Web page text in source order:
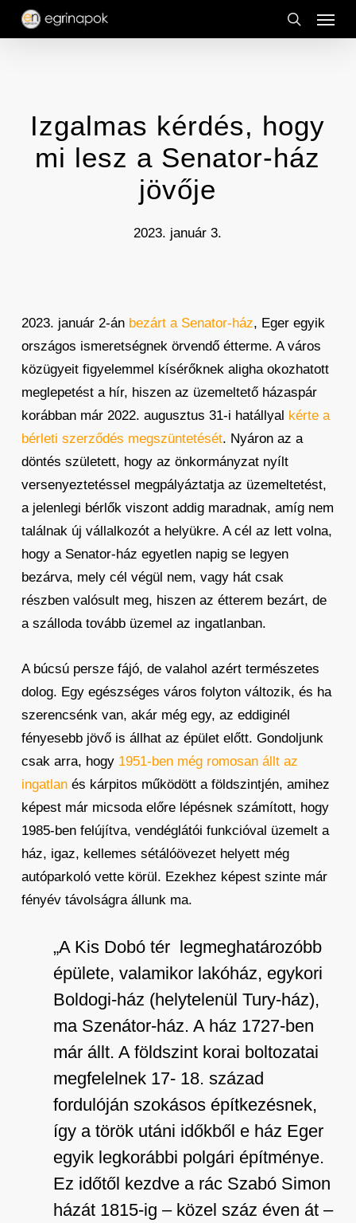
Skip
search
Menu
Izgalmas kérdés, hogy
mi lesz a Senator-ház
jövője
2023. január 3.
2023. január 2-án bezárt a Senator-ház, Eger egyik
országos ismeretségnek örvendő étterme. A város
közügyeit figyelemmel kísérőknek aligha okozhatott
meglepetést a hír, hiszen az üzemeltető házaspár
korábban már 2022. augusztus 31-i hatállyal kérte a
bérleti szerződés megszüntetését. Nyáron az a
döntés született, hogy az önkormányzat nyílt
versenyeztetéssel megpályáztatja az üzemeltetést,
a jelenlegi bérlők viszont addig maradnak, amíg nem
találnak új vállalkozót a helyükre. A cél az lett volna,
hogy a Senator-ház egyetlen napig se legyen
bezárva, mely cél végül nem, vagy hát csak
részben valósult meg, hiszen az étterem bezárt, de
a szálloda tovább üzemel az ingatlanban.
A búcsú persze fájó, de valahol azért természetes
dolog. Egy egészséges város folyton változik, és ha
szerencsénk van, akár még egy, az eddiginél
fényesebb jövő is állhat az épület előtt. Gondoljunk
csak arra, hogy 1951-ben még romosan állt az
ingatlanés kárpitos működött a földszintjén, amihez
képest már micsoda előre lépésnek számított, hogy
1985-ben felújítva, vendéglátói funkcióval üzemelt a
ház, igaz, kellemes sétálóövezet helyett még
autóparkoló vette körül. Ezekhez képest szinte már
fényév távolságra állunk ma.
„A Kis Dobó tér legmeghatározóbb
épülete, valamikor lakóház, egykori
Boldogi-ház (helytelenül Tury-ház),
ma Szenátor-ház. A ház 1727-ben
már állt. A földszint korai boltozatai
megfelelnek 17- 18. század
fordulóján szokásos építkezésnek,
így a török utáni időkből e ház Eger
egyik legkorábbi polgári építménye.
Ez időtől kezdve a rác Szabó Simon
házát 1815-ig – közel száz éven át –